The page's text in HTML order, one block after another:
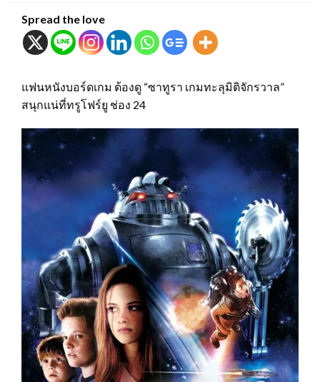
Spread the love
แฟนหนังบอร์ดเกม ต้องดู “ซาทูรา เกมทะลุมิติจักรวาล”
สนุกแน่ที่ทรูโฟร์ยู ช่อง 24